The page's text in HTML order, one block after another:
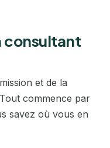
consultant
et de la
commence par
savez où vous en